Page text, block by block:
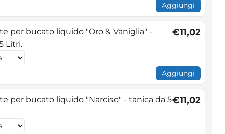
Aggiungi
per bucato liquido "Oro & Vaniglia" -
Litri.
€11,02
Aggiungi
per bucato liquido "Narciso" - tanica da 5€11,02